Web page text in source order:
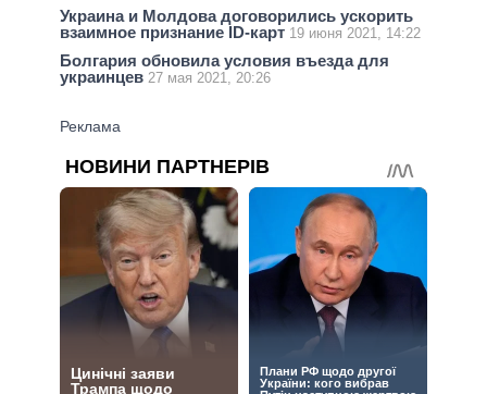
Украина и Молдова договорились ускорить
взаимное признание ID-карт 19 июня 2021, 14:22
Болгария обновила условия въезда для
украинцев 27 мая 2021, 20:26